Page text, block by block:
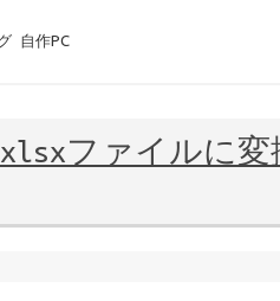
自作PC
ファイルに変